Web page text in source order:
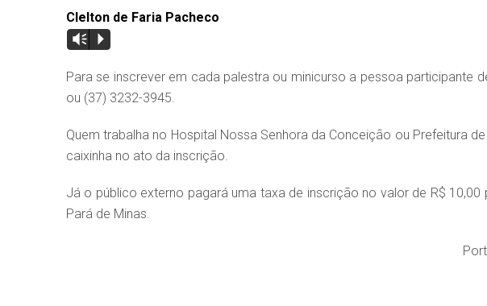
Clelton de Faria Pacheco
Vm P
Para se inscrever em cada palestra ou minicurso a pessoa participante
ou (37) 3232-3945.
Quem trabalha no Hospital Nossa Senhora da Conceição ou Prefeitura
caixinha no ato da inscrição.
Já o público externo pagará uma taxa de inscrição no valor de R$
Pará de Minas.